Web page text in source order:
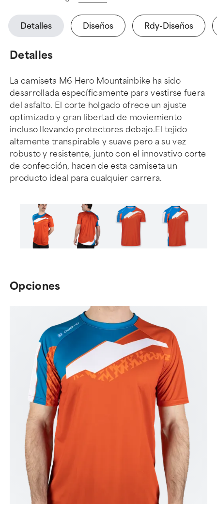
Detalles Diseños Rdy-Diseños
Detalles
La camiseta M6 Hero Mountainbike ha sido
desarrollada específicamente para vestirse fuera
del asfalto. El corte holgado ofrece un ajuste
optimizado y gran libertad de moviemiento
incluso llevando protectores debajo.El tejido
altamente transpirable y suave pero a su vez
robusto y resistente, junto con el innovativo corte
de confección, hacen de esta camiseta un
producto ideal para cualquier carrera.
6
Opciones